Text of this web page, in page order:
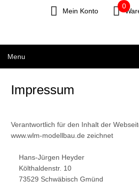
Mein Konto
0
Menu
Impressum
Verantwortlich für den Inhalt der
www.wlm-modellbau.de zeichnet
Hans-Jürgen Heyder
Költhaldenstr. 10
73529 Schwäbisch Gmünd